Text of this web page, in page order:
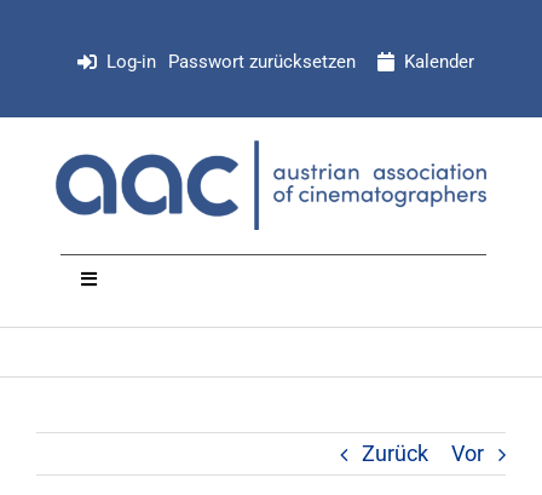
Log-in Passwort zurücksetzen Kalender
Toggle
Zurück Vor